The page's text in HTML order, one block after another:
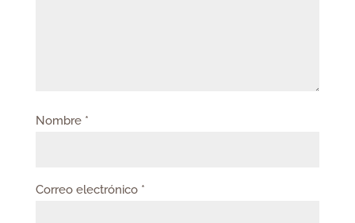
Nombre *
Correo electrónico *